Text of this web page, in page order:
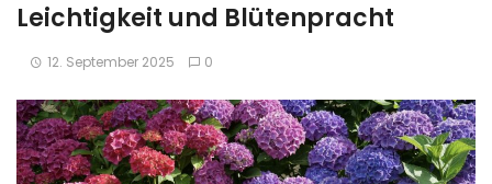
Leichtigkeit und Blütenpracht
12. September 2025 0